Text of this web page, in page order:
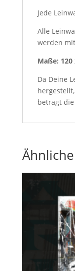
Jede
Alle
werden
Maße: 120
Da Deine
beträgt die